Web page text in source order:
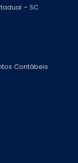
– SC
Contábeis